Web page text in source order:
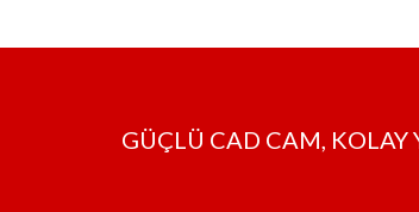
GÜÇLÜ CAD CAM,